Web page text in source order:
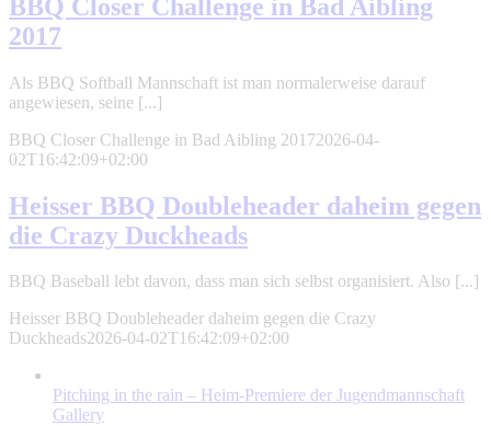
BBQ Closer Challenge in Bad Aibling
2017
Als BBQ Softball Mannschaft ist man normalerweise darauf
angewiesen, seine [...]
BBQ Closer Challenge in Bad Aibling 20172026-04-
02T16:42:09+02:00
Heisser BBQ Doubleheader daheim gegen
die Crazy Duckheads
BBQ Baseball lebt davon, dass man sich selbst organisiert. Also [...]
Heisser BBQ Doubleheader daheim gegen die Crazy
Duckheads2026-04-02T16:42:09+02:00
Pitching in the rain – Heim-Premiere der Jugendmannschaft
Gallery